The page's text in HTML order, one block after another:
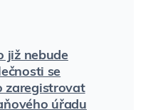
již nebude
se
zaregistrovat
úřadu